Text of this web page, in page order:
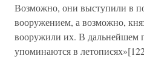
Возможно, они выступили в
вооружением, а возможно,
вооружили их. В дальнейшем
упоминаются в